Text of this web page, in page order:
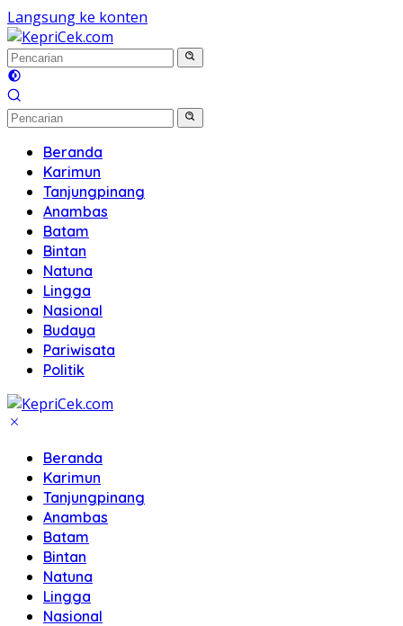
Langsung ke konten
Beranda
Karimun
Tanjungpinang
Anambas
Batam
Bintan
Natuna
Lingga
Nasional
Budaya
Pariwisata
Politik
Beranda
Karimun
Tanjungpinang
Anambas
Batam
Bintan
Natuna
Lingga
Nasional